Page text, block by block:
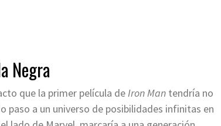
Negra
que la primer película deIron Man tendría no
a un universo de posibilidades infinitas en